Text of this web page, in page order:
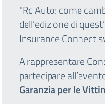
"Rc Auto: come
dell’edizione di
Insurance Connect
A rappresentare
partecipare
Garanzia per le